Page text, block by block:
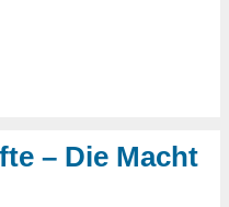
– Die Macht